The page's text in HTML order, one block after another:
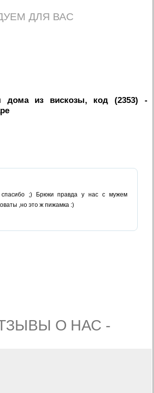
ДЛЯ ВАС
дома из вискозы, код (2353) -
;) Брюки правда у нас с мужем
,но это ж пижамка :)
О НАС -